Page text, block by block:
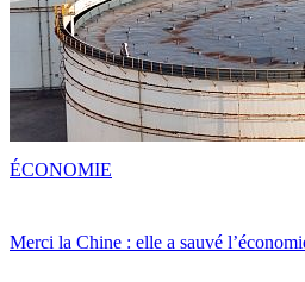
Merci la Chine : elle a sauvé
ÉCONOMIE